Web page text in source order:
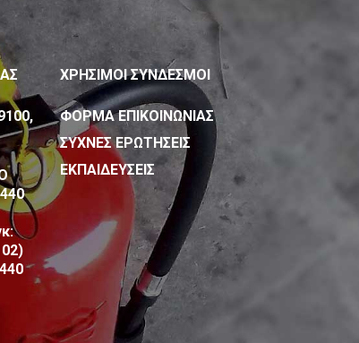
ΧΡΗΣΙΜΟΙ ΣΥΝΔΕΣΜΟΙ
ΦΟΡΜΑ ΕΠΙΚΟΙΝΩΝΙΑΣ
ΣΥΧΝΕΣ ΕΡΩΤΗΣΕΙΣ
ΕΚΠΑΙΔΕΥΣΕΙΣ